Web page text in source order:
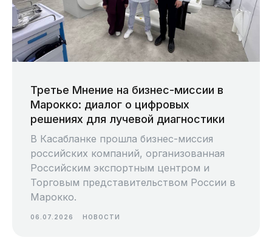
Третье Мнение на бизнес-миссии в
Марокко: диалог о цифровых
решениях для лучевой диагностики
В Касабланке прошла бизнес-миссия
российских компаний, организованная
Российским экспортным центром и
Торговым представительством России в
Марокко.
06.07.2026 НОВОСТИ